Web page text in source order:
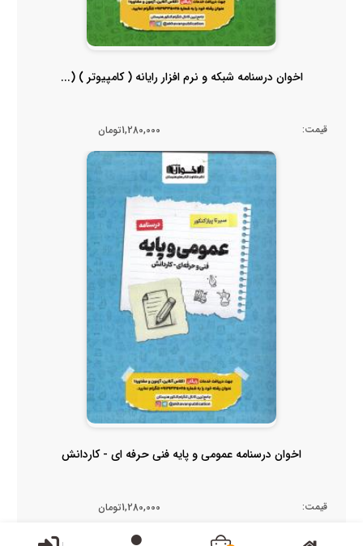
اخوان درسنامه شبکه و نرم افزار رایانه ( کامپیوتر ) (...
قیمت: 1,280,000تومان
اخوان درسنامه عمومی و پایه فنی حرفه ای - کاردانش
قیمت: 1,280,000تومان